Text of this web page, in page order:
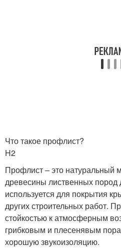
Что такое профлист?
H2
Профлист – это натуральный
древесины лиственных пород
используется для покрытия
других строительных работ.
стойкостью к атмосферным
грибковым и плесенявым
хорошую звукоизоляцию.